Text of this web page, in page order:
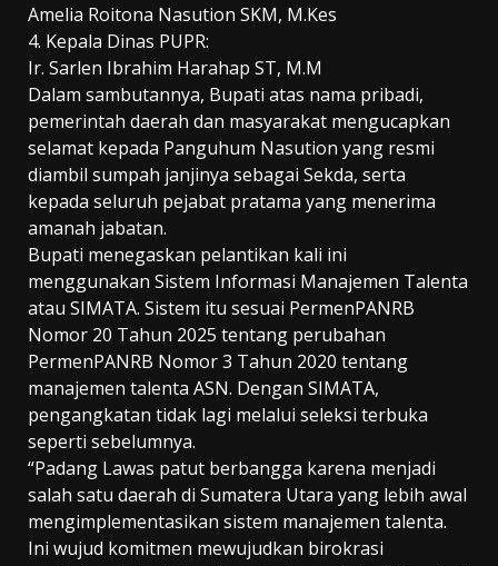
Amelia Roitona Nasution SKM, M.Kes
4. Kepala Dinas PUPR:
Ir. Sarlen Ibrahim Harahap ST, M.M
Dalam sambutannya, Bupati atas nama pribadi,
pemerintah daerah dan masyarakat mengucapkan
selamat kepada Panguhum Nasution yang resmi
diambil sumpah janjinya sebagai Sekda, serta
kepada seluruh pejabat pratama yang menerima
amanah jabatan.
Bupati menegaskan pelantikan kali ini
menggunakan Sistem Informasi Manajemen Talenta
atau SIMATA. Sistem itu sesuai PermenPANRB
Nomor 20 Tahun 2025 tentang perubahan
PermenPANRB Nomor 3 Tahun 2020 tentang
manajemen talenta ASN. Dengan SIMATA,
pengangkatan tidak lagi melalui seleksi terbuka
seperti sebelumnya.
“Padang Lawas patut berbangga karena menjadi
salah satu daerah di Sumatera Utara yang lebih awal
mengimplementasikan sistem manajemen talenta.
Ini wujud komitmen mewujudkan birokrasi